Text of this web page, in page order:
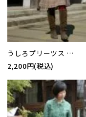
うしろプリーツス …
2,200円(税込)